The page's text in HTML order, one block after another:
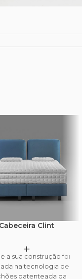
Cabeceira Clint
+
a sua construção foi
na tecnologia de
patenteada da